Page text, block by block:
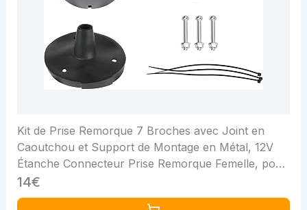
Kit de Prise Remorque 7 Broches avec Joint en
Caoutchou et Support de Montage en Métal, 12V
Étanche Connecteur Prise Remorque Femelle, pour
Caravane Voitures RV Bateau
14€